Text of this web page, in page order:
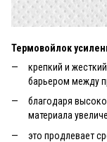
Термовойлок
крепкий и
барьером между
благодаря
материала
это продлевает